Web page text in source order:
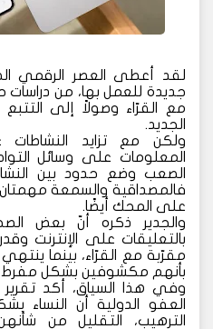
لقد أعطى العصر الرقمي
جديدة للعمل بها، من دراسات
مع القرّاء وصولاً إلى التتبع
الجديد.
ولكن مع تزايد النشاطات
المعلومات على وسائل
الصعب وضع حدود بين
فالمصداقية والسمعة
على المحك أيضًا.
والجدير ذكره أنّ بعض
بالتعليقات على الإنترنت
مقرّبة مع القرّاء، بينما ينتهي
بأنهم مكشوفين بشكل مفرط
وفي هذا السياق، أكد
العفو الدولية أن النساء
الترهيب، التقليل من